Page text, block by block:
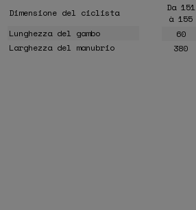
Dimensione del ciclista
Da 151
à 155
Lunghezza del gambo
60
Larghezza del manubrio
380